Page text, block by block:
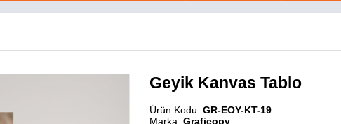
Geyik Kanvas Tablo
Ürün Kodu: GR-EOY-KT-19
Marka: Graficopy